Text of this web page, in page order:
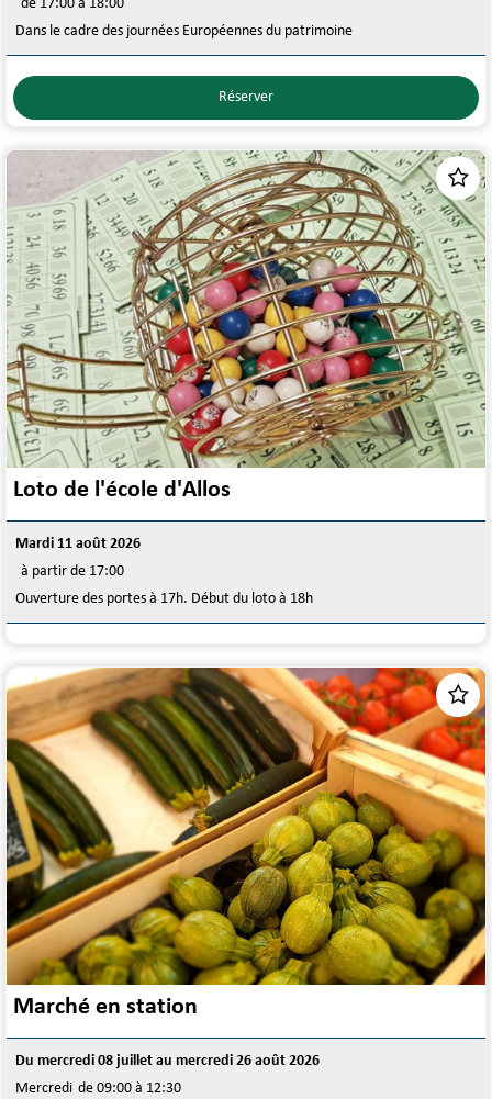
de 17:00 à 18:00
Dans le cadre des journées Européennes du patrimoine
Réserver
Loto de l'école d'Allos
Mardi 11 août 2026
à partir de 17:00
Ouverture des portes à 17h. Début du loto à 18h
Marché en station
Du mercredi 08 juillet au mercredi 26 août 2026
Mercredi de 09:00 à 12:30